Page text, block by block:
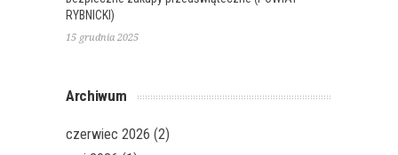
RYBNICKI)
15 grudnia 2025
Archiwum
czerwiec 2026 (2)